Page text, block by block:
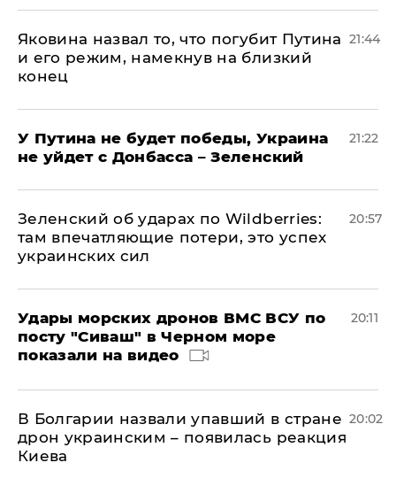
Яковина назвал то, что погубит Путина
и его режим, намекнув на близкий
конец
21:44
У Путина не будет победы, Украина
не уйдет с Донбасса – Зеленский
21:22
Зеленский об ударах по Wildberries:
там впечатляющие потери, это успех
украинских сил
20:57
Удары морских дронов ВМС ВСУ по
посту "Сиваш" в Черном море
показали на видео
20:11
В Болгарии назвали упавший в стране
дрон украинским – появилась реакция
Киева
20:02